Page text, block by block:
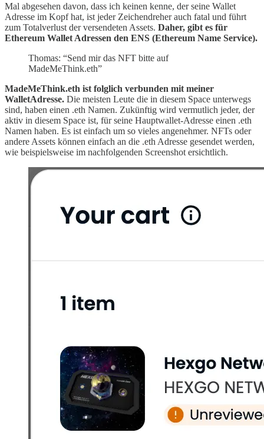
Mal abgesehen davon, dass ich keinen kenne, der seine Wallet
Adresse im Kopf hat, ist jeder Zeichendreher auch fatal und führt
zum Totalverlust der versendeten Assets. Daher, gibt es für
Ethereum Wallet Adressen den ENS (Ethereum Name Service).
Thomas: “Send mir das NFT bitte auf
MadeMeThink.eth”
MadeMeThink.eth ist folglich verbunden mit meiner
WalletAdresse. Die meisten Leute die in diesem Space unterwegs
sind, haben einen .eth Namen. Zukünftig wird vermutlich jeder, der
aktiv in diesem Space ist, für seine Hauptwallet-Adresse einen .eth
Namen haben. Es ist einfach um so vieles angenehmer. NFTs oder
andere Assets können einfach an die .eth Adresse gesendet werden,
wie beispielsweise im nachfolgenden Screenshot ersichtlich.